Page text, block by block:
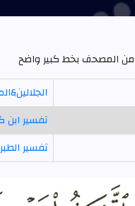
من المصحف بخط كبير واضح
تفسير ابن
تفسير